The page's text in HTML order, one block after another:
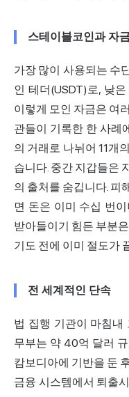
스테이블코인과 자
가장 많이 사용되는 수
인 테더(USDT)로, 낮
이렇게 모인 자금은 여
관들이 기록한 한 사례
의 거래로 나뉘어 11개
습니다. 중간 지갑들은
의 출처를 숨깁니다. 피
면 돈은 이미 수십 번
받아들이기 힘든 부분
기도 전에 이미 절도가
전 세계적인 단속
법 집행 기관이 마침내
무부는 약 40억 달러
캄보디아에 기반을 둔
금융 시스템에서 퇴출